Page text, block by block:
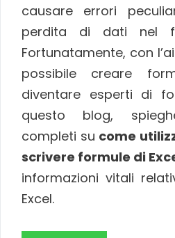
causare errori
perdita di dati nel
Fortunatamente, con
possibile creare
diventare esperti di
questo blog,
completi su come
scrivere formule di
informazioni vitali
Excel.